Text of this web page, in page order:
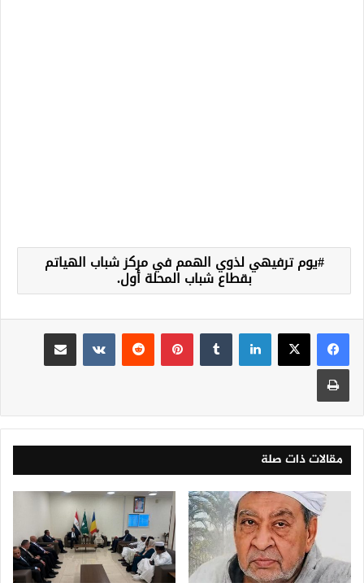
يوم ترفيهي لذوي الهمم في مركز شباب الهياتم
بقطاع شباب المحلة أول.
لينكدإن بينتيريست
مقالات ذات صلة